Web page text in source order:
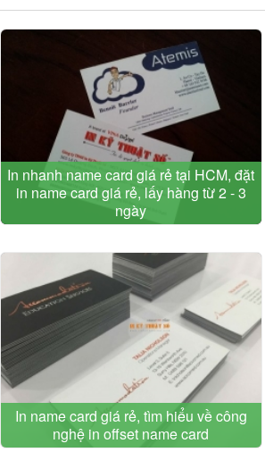
In nhanh name card giá rẻ tại HCM, đặt
in name card giá rẻ, lấy hàng từ 2 - 3
ngày
In name card giá rẻ, tìm hiểu về công
nghệ in offset name card